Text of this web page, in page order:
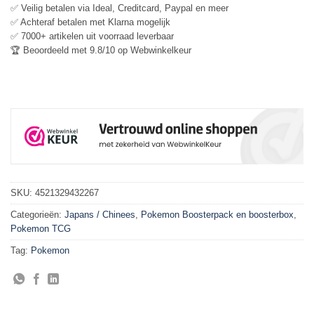
✅ Veilig betalen via Ideal, Creditcard, Paypal en meer
✅ Achteraf betalen met Klarna mogelijk
✅ 7000+ artikelen uit voorraad leverbaar
🏆 Beoordeeld met 9.8/10 op Webwinkelkeur
SKU: 4521329432267
Categorieën: Japans / Chinees Pokemon Boosterpack en boosterbox
Pokemon TCG
Tag: Pokemon